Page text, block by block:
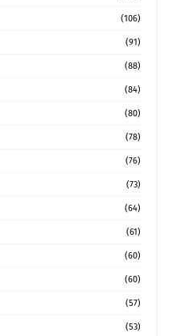
(106)
(91)
(88)
(84)
(80)
(78)
(76)
(73)
(64)
(61)
(60)
(60)
(57)
(53)